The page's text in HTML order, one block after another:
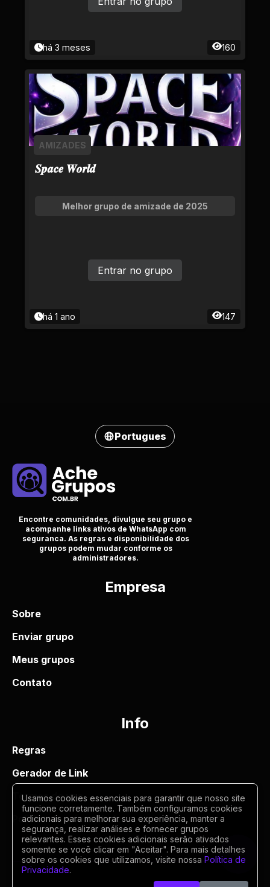
há 3 meses 160
𝑺𝒑𝒂𝒄𝒆 𝑾𝒐𝒓𝒍𝒅
AMIZADES
Melhor grupo de amizade de 2025
há 1 ano 147
Entrar no grupo
Portugues
Encontre comunidades, divulgue seu grupo e
acompanhe links ativos de WhatsApp com
seguranca. As regras e disponibilidade dos
grupos podem mudar conforme os
administradores.
Empresa
Sobre
Enviar grupo
Meus grupos
Contato
Info
Regras
Gerador de Link
Termos de uso
Politica de privacidade
Usamos cookies essenciais para garantir que nosso site
funcione corretamente. Também configuramos cookies
adicionais para melhorar sua experiência, manter a
segurança, realizar análises e fornecer grupos
relevantes. Esses cookies adicionais serão ativados
somente se você clicar em "Aceitar". Para mais detalhes
sobre os cookies que utilizamos, visite nossa Política de
Privacidade.